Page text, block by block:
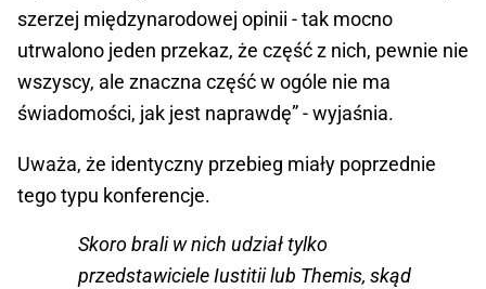
szerzej międzynarodowej opinii - tak mocno
utrwalono jeden przekaz, że część z nich, pewnie nie
wszyscy, ale znaczna część w ogóle nie ma
świadomości, jak jest naprawdę” - wyjaśnia.
Uważa, że identyczny przebieg miały poprzednie
tego typu konferencje.
Skoro brali w nich udział tylko
przedstawiciele Iustitii lub Themis, skąd